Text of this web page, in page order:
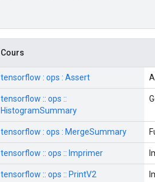
Cours
tensorflow : ops : Assert
tensorflow :: ops ::
HistogramSummary
tensorflow : ops : MergeSummary
tensorflow :: ops :: Imprimer
tensorflow :: ops :: PrintV2